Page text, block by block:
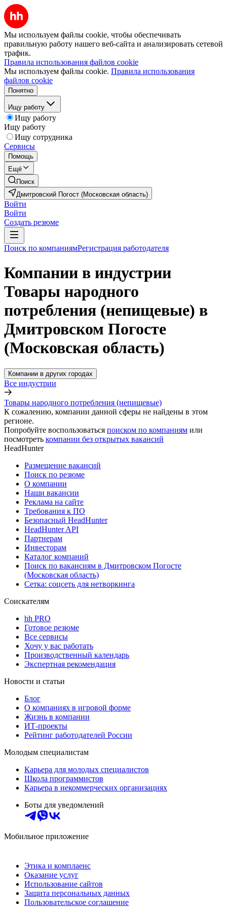
Мы используем файлы cookie, чтобы обеспечивать
правильную работу нашего веб-сайта и анализировать сетевой
трафик.
Правила использования файлов cookie
Мы используем файлы cookie. Правила использования
файлов cookie
Понятно
Ищу работу
Ищу работу
Ищу работу
Ищу сотрудника
Сервисы
Помощь
Ещё
Поиск
Дмитровский Погост (Московская область)
Войти
Войти
Создать резюме
Поиск по компаниямРегистрация работодателя
Компании в индустрии
Товары народного
потребления (непищевые) в
Дмитровском Погосте
(Московская область)
Компании в других городах
Все индустрии
Товары народного потребления (непищевые)
К сожалению, компании данной сферы не найдены в этом
регионе.
Попробуйте воспользоваться поиском по компаниям или
посмотреть компании без открытых вакансий
HeadHunter
Размещение вакансий
Поиск по резюме
О компании
Наши вакансии
Реклама на сайте
Требования к ПО
Безопасный HeadHunter
HeadHunter API
Партнерам
Инвесторам
Каталог компаний
Поиск по вакансиям в Дмитровском Погосте
(Московская область)
Сетка: соцсеть для нетворкинга
Соискателям
hh PRO
Готовое резюме
Все сервисы
Хочу у вас работать
Производственный календарь
Экспертная рекомендация
Новости и статьи
Блог
О компаниях в игровой форме
Жизнь в компании
ИТ-проекты
Рейтинг работодателей России
Молодым специалистам
Карьера для молодых специалистов
Школа программистов
Карьера в некоммерческих организациях
Боты для уведомлений
Мобильное приложение
Этика и комплаенс
Оказание услуг
Использование сайтов
Защита персональных данных
Пользовательское соглашение